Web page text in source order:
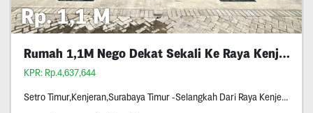
Rp. 1,1 M
Rumah 1,1M Nego Dekat Sekali Ke Raya Kenjeran
KPR: Rp.4,637,644
Setro Timur,Kenjeran,Surabaya Timur -Selangkah Dari Raya Kenjeran (No Blusuk Blusuk) -Ready Empat Unit